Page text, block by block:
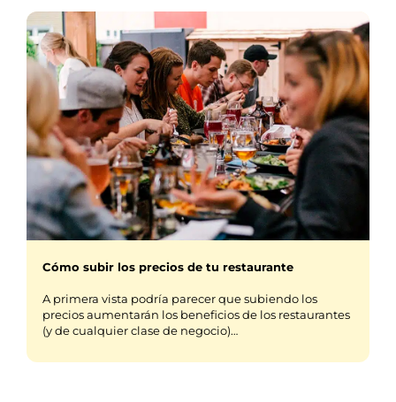
Cómo subir los precios de tu restaurante
A primera vista podría parecer que subiendo los
precios aumentarán los beneficios de los restaurantes
(y de cualquier clase de negocio)…